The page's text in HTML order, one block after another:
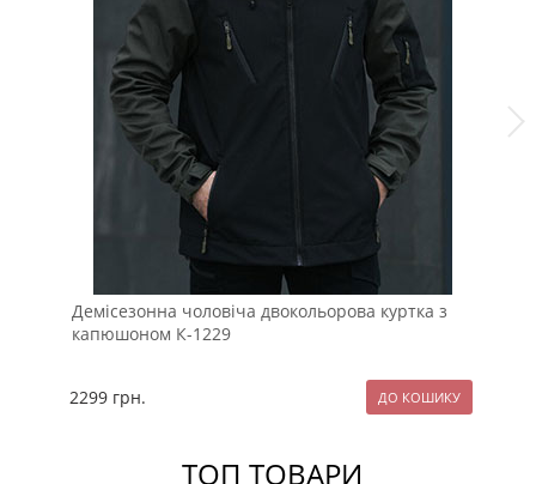
Демісезонна чоловіча двокольорова куртка з
капюшоном К-1229
2299 грн.
ТОП ТОВАРИ